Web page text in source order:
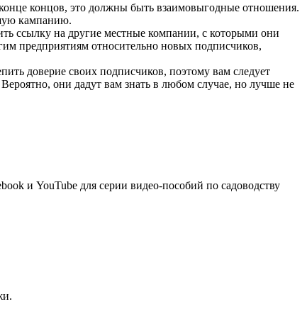
концов, это должны быть взаимовыгодные отношения.
кампанию.
ссылку на другие местные компании, с которыми они
предприятиям относительно новых подписчиков,
доверие своих подписчиков, поэтому вам следует
они дадут вам знать в любом случае, но лучше не
и YouTube для серии видео-пособий по садоводству